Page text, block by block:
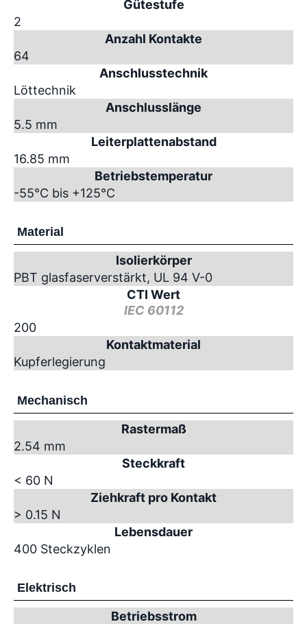
Gütestufe
2
Anzahl Kontakte
64
Anschlusstechnik
Löttechnik
Anschlusslänge
5.5 mm
Leiterplattenabstand
16.85 mm
Betriebstemperatur
-55°C bis +125°C
Material
Isolierkörper
PBT glasfaserverstärkt, UL 94 V-0
CTI Wert
IEC 60112
200
Kontaktmaterial
Kupferlegierung
Mechanisch
Rastermaß
2.54 mm
Steckkraft
< 60 N
Ziehkraft pro Kontakt
> 0.15 N
Lebensdauer
400 Steckzyklen
Elektrisch
Betriebsstrom